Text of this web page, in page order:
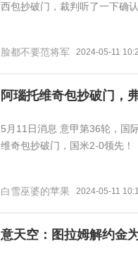
西包抄破门，裁判听了一下确
脸都不要范将军 2024-05-11
阿瑙托维奇包抄破门，
5月11日消息 意甲第36轮，国
维奇包抄破门，国米2-0领先！
白雪巫婆的苹果 2024-05-11
意天空：图拉姆解约金